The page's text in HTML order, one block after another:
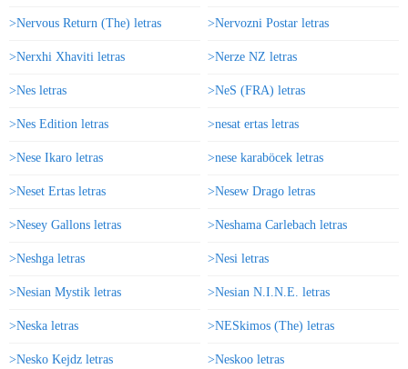
>Nervous Return (The) letras >Nervozni Postar letras
>Nerxhi Xhaviti letras >Nerze NZ letras
>Nes letras >NeS (FRA) letras
>Nes Edition letras >nesat ertas letras
>Nese Ikaro letras >nese karaböcek letras
>Neset Ertas letras >Nesew Drago letras
>Nesey Gallons letras >Neshama Carlebach letras
>Neshga letras >Nesi letras
>Nesian Mystik letras >Nesian N.I.N.E. letras
>Neska letras >NESkimos (The) letras
>Nesko Kejdz letras >Neskoo letras